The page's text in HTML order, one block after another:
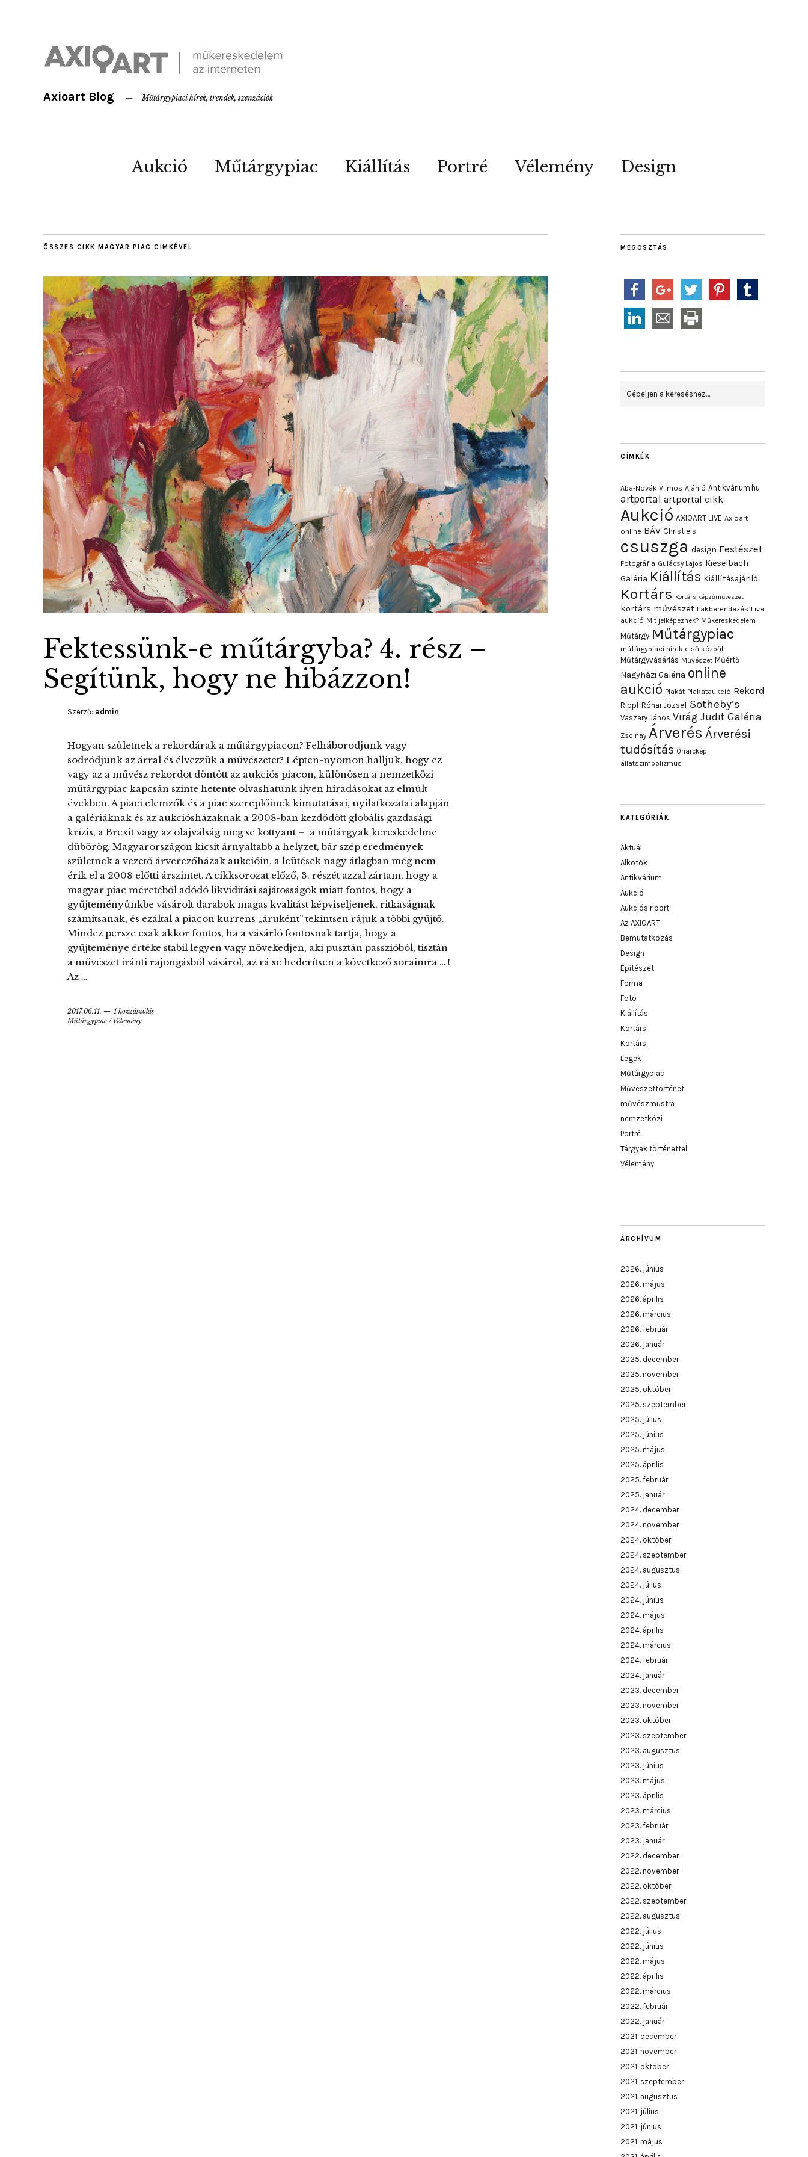
Axioart Blog Műtárgypiaci hírek, trendek, szenzációk
Aukció Műtárgypiac Kiállítás Portré Vélemény Design
ÖSSZES CIKK MAGYAR PIAC CIMKÉVEL
Fektessünk-e műtárgyba? 4. rész –
Segítünk, hogy ne hibázzon!
Szerző: admin
Hogyan születnek a rekordárak a műtárgypiacon? Felháborodjunk vagy
sodródjunk az árral és élvezzük a művészetet? Lépten-nyomon halljuk, hogy ez
vagy az a művész rekordot döntött az aukciós piacon, különösen a nemzetközi
műtárgypiac kapcsán szinte hetente olvashatunk ilyen híradásokat az elmúlt
években. A piaci elemzők és a piac szereplőinek kimutatásai, nyilatkozatai alapján
a galériáknak és az aukciósházaknak a 2008-ban kezdődött globális gazdasági
krízis, a Brexit vagy az olajválság meg se kottyant – a műtárgyak kereskedelme
dübörög. Magyarországon kicsit árnyaltabb a helyzet, bár szép eredmények
születnek a vezető árverezőházak aukcióin, a leütések nagy átlagban még nem
érik el a 2008 előtti árszintet. A cikksorozat előző, 3. részét azzal zártam, hogy a
magyar piac méretéből adódó likviditási sajátosságok miatt fontos, hogy a
gyűjteményünkbe vásárolt darabok magas kvalitást képviseljenek, ritkaságnak
számítsanak, és ezáltal a piacon kurrens „áruként” tekintsen rájuk a többi gyűjtő.
Mindez persze csak akkor fontos, ha a vásárló fontosnak tartja, hogy a
gyűjteménye értéke stabil legyen vagy növekedjen, aki pusztán passzióból, tisztán
a művészet iránti rajongásból vásárol, az rá se hederítsen a következő soraimra … !
Az …
2017.06.11.
1 hozzászólás
Műtárgypiac / Vélemény
MEGOSZTÁS
CÍMKÉK
Aba-Novák Vilmos Ajánló Antikvárium.hu
artportal artportal cikk
Aukció AXIOART LIVE Axioart
online BÁV Christie’s
csuszga design Festészet
Fotográfia Gulácsy Lajos Kieselbach
Galéria Kiállítás Kiállításajánló
Kortárs Kortárs képzőművészet
kortárs művészet Lakberendezés Live
aukció Mit jelképeznek? Műkereskedelem
Műtárgy Műtárgypiac
műtárgypiaci hírek első kézből
Műtárgyvásárlás Művészet Műértő
Nagyházi Galéria online
aukció Plakát Plakátaukció Rekord
Rippl-Rónai József Sotheby’s
Vaszary János Virág Judit Galéria
Zsolnay Árverés Árverési
tudósítás Önarckép
állatszimbolizmus
KATEGÓRIÁK
Aktuál
Alkotók
Antikvárium
Aukció
Aukciós riport
Az AXIOART
Bemutatkozás
Design
Építészet
Forma
Fotó
Kiállítás
Kortárs
Kortárs
Legek
Műtárgypiac
Művészettörténet
művészmustra
nemzetközi
Portré
Tárgyak történettel
Vélemény
ARCHÍVUM
2026. június
2026. május
2026. április
2026. március
2026. február
2026. január
2025. december
2025. november
2025. október
2025. szeptember
2025. július
2025. június
2025. május
2025. április
2025. február
2025. január
2024. december
2024. november
2024. október
2024. szeptember
2024. augusztus
2024. július
2024. június
2024. május
2024. április
2024. március
2024. február
2024. január
2023. december
2023. november
2023. október
2023. szeptember
2023. augusztus
2023. június
2023. május
2023. április
2023. március
2023. február
2023. január
2022. december
2022. november
2022. október
2022. szeptember
2022. augusztus
2022. július
2022. június
2022. május
2022. április
2022. március
2022. február
2022. január
2021. december
2021. november
2021. október
2021. szeptember
2021. augusztus
2021. július
2021. június
2021. május